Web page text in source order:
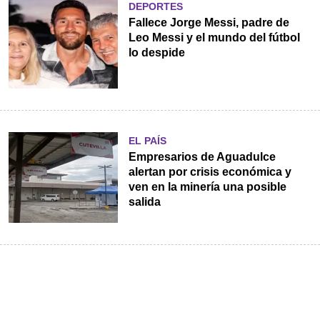
DEPORTES
Fallece Jorge Messi, padre de
Leo Messi y el mundo del fútbol
lo despide
EL PAÍS
Empresarios de Aguadulce
alertan por crisis económica y
ven en la minería una posible
salida